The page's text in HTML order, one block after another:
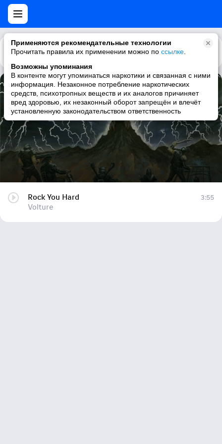
Применяются рекомендательные технологии
Прочитать правила их применении можно по ссылке
Возможны упоминания
В контенте могут упоминаться наркотики и связанная с ними
информация. Незаконное потребление наркотических
средств, психотропных веществ и их аналогов причиняет
вред здоровью, их незаконный оборот запрещён и влечёт
установленную законодательством ответственность
Каталог Рекомендации
Rock You Hard
Volture
Rock You Hard
Volture
3:55